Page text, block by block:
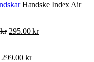
Handske Index Air
kr Det
var:
295.00 krDet
Det
299.00 krDet